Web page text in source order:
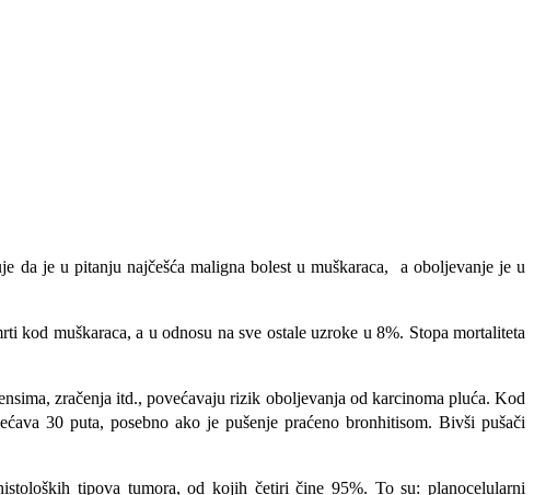
da je u pitanju najčešća maligna bolest u muškaraca, a oboljevanje je u
muškaraca, a u odnosu na sve ostale uzroke u 8%. Stopa mortaliteta
zračenja itd., povećavaju rizik oboljevanja od karcinoma pluća. Kod
30 puta, posebno ako je pušenje praćeno bronhitisom. Bivši pušači
tipova tumora, od kojih četiri čine 95%. To su: planocelularni